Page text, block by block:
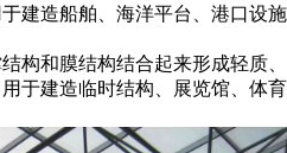
建造船舶、海洋平台、港口设施
构和膜结构结合起来形成轻质、
于建造临时结构、展览馆、体育